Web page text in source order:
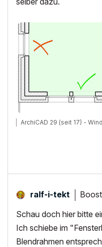
ArchiCAD 29 (seit 17) -
ralf-i-tekt
Schau doch hier bitte
Ich schiebe im
Blendrahmen